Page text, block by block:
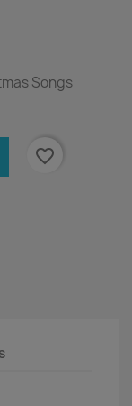
Songs
favorite_border